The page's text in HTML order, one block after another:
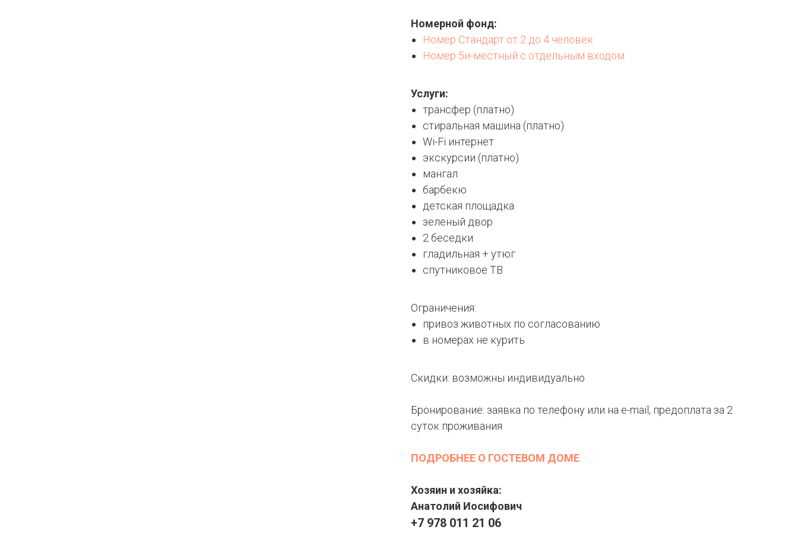
Номерной фонд:
Номер Стандарт от 2 до 4 человек
Номер 5и-местный с отдельным входом
Услуги:
трансфер (платно)
стиральная машина (платно)
Wi-Fi интернет
экскурсии (платно)
мангал
барбекю
детская площадка
зеленый двор
2 беседки
гладильная + утюг
спутниковое ТВ
Ограничения:
привоз животных по согласованию
в номерах не курить
Скидки: возможны индивидуально
Бронирование: заявка по телефону или на e-mail, предоплата за 2
суток проживания
ПОДРОБНЕЕ О ГОСТЕВОМ ДОМЕ
Хозяин и хозяйка:
Анатолий Иосифович
+7 978 011 21 06